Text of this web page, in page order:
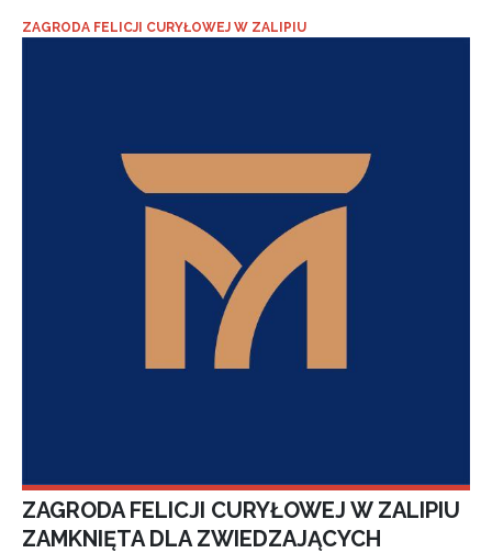
ZAGRODA FELICJI CURYŁOWEJ W ZALIPIU
ZAGRODA FELICJI CURYŁOWEJ W ZALIPIU
ZAMKNIĘTA DLA ZWIEDZAJĄCYCH